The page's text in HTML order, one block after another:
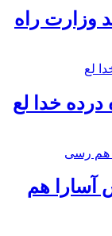
وزارت راه
خدا لع
آسارا هم